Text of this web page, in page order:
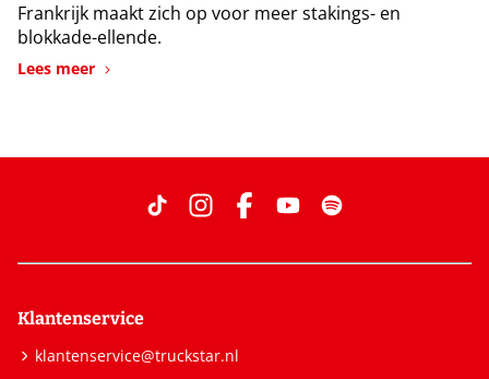
Frankrijk maakt zich op voor meer stakings- en
blokkade-ellende.
Lees meer
Klantenservice
klantenservice@truckstar.nl